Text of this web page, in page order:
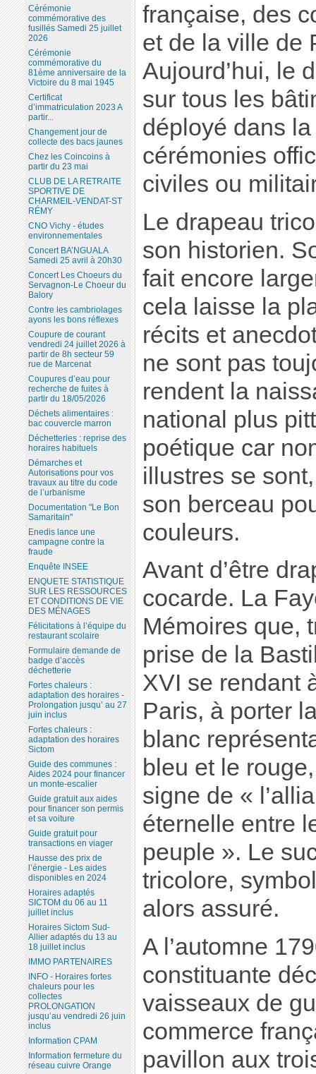
française, des
et de la ville de
Aujourd’hui, le
sur tous les
déployé dans
cérémonies
civiles ou
Le drapeau
son historien.
fait encore
cela laisse la
récits et
ne sont pas
rendent la
national plus
poétique car
illustres se
son berceau
couleurs.
Avant d’être
cocarde. La
Mémoires que,
prise de la
XVI se rendant
Paris, à porter
blanc
bleu et le
signe de «
éternelle entre
peuple ». Le
tricolore,
alors assuré.
A l’automne
constituante
vaisseaux de
commerce
pavillon aux
Cérémonie
commémorative des
fusillés Samedi 25 juillet
2026
Cérémonie
commémorative du
81ème anniversaire de la
Victoire du 8 mai 1945
Certificat
d’immatriculation 2023 A
partir...
Changement jour de
collecte des bacs jaunes
Chez les Coincoins à
partir du 23 mai
CLUB DE LA RETRAITE
SPORTIVE DE
CHARMEIL-VENDAT-ST
RÉMY
CNO Vichy - études
environnementales
Concert BA’NGUALA
Samedi 25 avril à 20h30
Concert Les Choeurs du
Servagnon-Le Choeur du
Balory
Contre les cambriolages
ayons les bons réflexes
Coupure de courant
vendredi 24 juillet 2026 à
partir de 8h secteur 59
rue de Marcenat
Coupures d’eau pour
recherche de fuites à
partir du 18/05/2026
Déchets alimentaires :
bac couvercle marron
Déchetteries : reprise des
horaires habituels
Démarches et
Autorisations pour vos
travaux au titre du code
de l’urbanisme
Documentation "Le Bon
Samaritain"
Enedis lance une
campagne contre la
fraude
Enquête INSEE
ENQUETE STATISTIQUE
SUR LES RESSOURCES
ET CONDITIONS DE VIE
DES MÉNAGES
Félicitations à l’équipe du
restaurant scolaire
Formulaire demande de
badge d’accès
déchetterie
Fortes chaleurs :
adaptation des horaires -
Prolongation jusqu’ au 27
juin inclus
Fortes chaleurs :
adaptation des horaires
Sictom
Guide des communes :
Aides 2024 pour financer
un monte-escalier
Guide gratuit aux aides
pour financer son permis
et sa voiture
Guide gratuit pour
transactions en viager
Hausse des prix de
l’énergie - Les aides
disponibles en 2024
Horaires adaptés
SICTOM du 06 au 11
juillet inclus
Horaires Sictom Sud-
Allier adaptés du 13 au
18 juillet inclus
IMMO PARTENAIRES
INFO - Horaires fortes
chaleurs pour les
collectes
PROLONGATION
jusqu’au vendredi 26 juin
inclus
Information CPAM
Information fermeture du
réseau cuivre Orange